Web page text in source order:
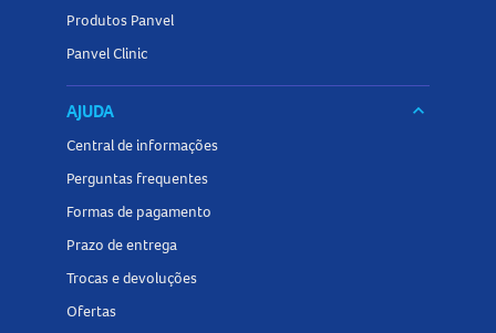
Produtos Panvel
Panvel Clinic
AJUDA keyboard_arrow_down
Central de informações
Perguntas frequentes
Formas de pagamento
Prazo de entrega
Trocas e devoluções
Ofertas